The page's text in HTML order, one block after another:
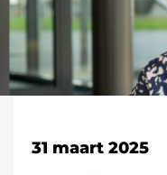
31 maart 2025